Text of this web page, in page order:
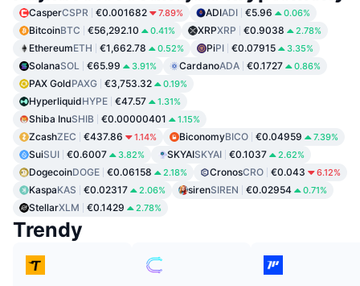
CasperCSPR €0.001682 7.89% ADIADI €5.96 0.06%
BitcoinBTC €56,292.10 0.41% XRPXRP €0.9038 2.78%
EthereumETH €1,662.78 0.52% PiPI €0.07915 3.35%
SolanaSOL €65.99 3.91% CardanoADA €0.1727 0.86%
PAX GoldPAXG €3,753.32 0.19%
HyperliquidHYPE €47.57 1.31%
Shiba InuSHIB €0.00000401 1.15%
ZcashZEC €437.86 1.14% BiconomyBICO €0.04959 7.39%
SuiSUI €0.6007 3.82% SKYAISKYAI €0.1037 2.62%
DogecoinDOGE €0.06158 2.18% CronosCRO €0.043 6.12%
KaspaKAS €0.02317 2.06% sirenSIREN €0.02954 0.71%
StellarXLM €0.1429 2.78%
Trendy